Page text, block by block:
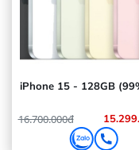
Hơn nữa,
bị công nghệ
iPhone 15 - 128GB
16.700.000đ